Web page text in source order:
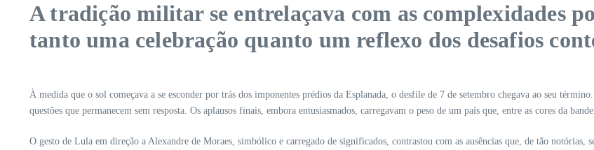
A tradição militar se entrelaçava com as complexidades
tanto uma celebração quanto um reflexo dos desafios
À medida que o sol começava a se esconder por trás dos imponentes prédios da Esplanada, o desfile de 7 de setembro chegava ao seu
questões que permanecem sem resposta. Os aplausos finais, embora entusiasmados, carregavam o peso de um país que, entre as cores da
O gesto de Lula em direção a Alexandre de Moraes, simbólico e carregado de significados, contrastou com as ausências que, de tão notórias,